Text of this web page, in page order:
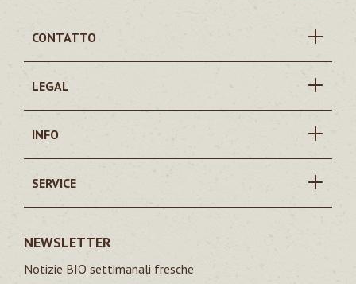
CONTATTO
LEGAL
INFO
SERVICE
NEWSLETTER
Notizie BIO settimanali fresche